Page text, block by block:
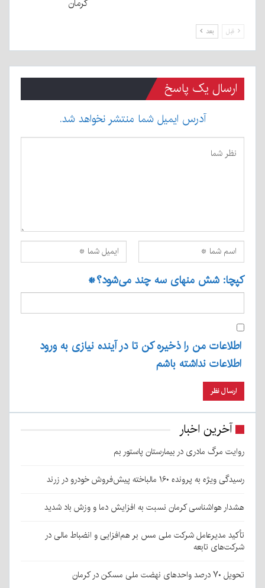
کرمان
قبل بعد
ارسال یک پاسخ
آدرس ایمیل شما منتشر نخواهد شد.
کپچا: شش منهای سه چند می‌شود؟*
اطلاعات من را ذخیره کن تا در آینده نیازی به ورود
اطلاعات نداشته باشم
آخرین اخبار
روایت مرگ مادری در بیمارستان پاستور بم
رسیدگی ویژه به پرونده ۱۶۰ مالباخته پیش‌فروش خودرو در زرند
هشدار هواشناسی کرمان نسبت به افزایش دما و وزش باد شدید
تأکید مدیرعامل شرکت ملی مس بر هم‌افزایی و انضباط مالی در
شرکت‌های تابعه
تحویل ۷۰ درصد واحدهای نهضت ملی مسکن در کرمان